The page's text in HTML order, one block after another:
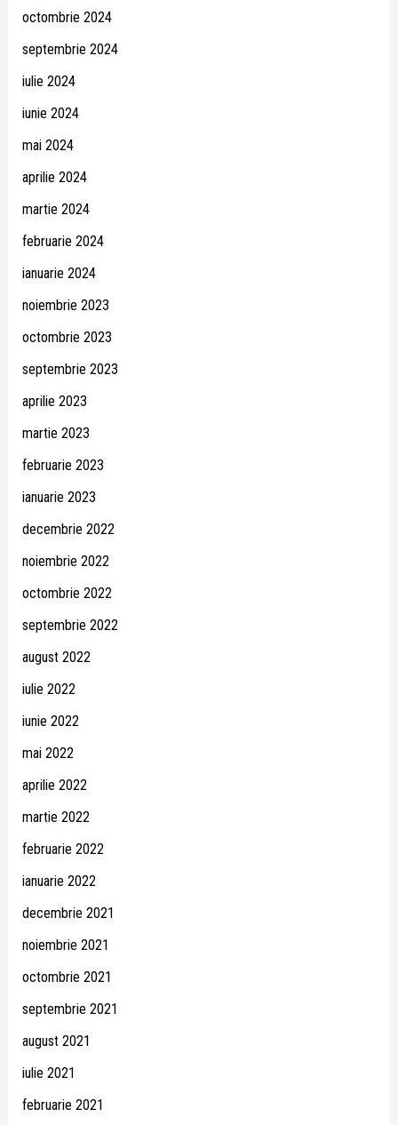
octombrie 2024
septembrie 2024
iulie 2024
iunie 2024
mai 2024
aprilie 2024
martie 2024
februarie 2024
ianuarie 2024
noiembrie 2023
octombrie 2023
septembrie 2023
aprilie 2023
martie 2023
februarie 2023
ianuarie 2023
decembrie 2022
noiembrie 2022
octombrie 2022
septembrie 2022
august 2022
iulie 2022
iunie 2022
mai 2022
aprilie 2022
martie 2022
februarie 2022
ianuarie 2022
decembrie 2021
noiembrie 2021
octombrie 2021
septembrie 2021
august 2021
iulie 2021
februarie 2021